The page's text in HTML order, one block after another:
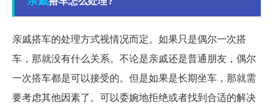
亲戚搭车的处理方式视情况而定。如果只是偶尔一次搭
车，那就没有什么关系。不论是亲戚还是普通朋友，偶尔
一次搭车都是可以接受的。但是如果是长期坐车，那就需
要考虑其他因素了。可以委婉地拒绝或者找到合适的解决